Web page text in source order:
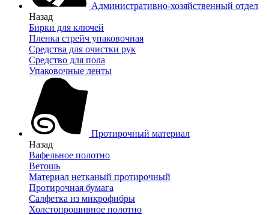
Административно-хозяйственный отдел
Назад
Бирки для ключей
Пленка стрейч упаковочная
Средства для очистки рук
Средство для пола
Упаковочные ленты
Протирочный материал
Назад
Вафельное полотно
Ветошь
Материал нетканый протирочный
Протирочная бумага
Салфетка из микрофибры
Холстопрошивное полотно